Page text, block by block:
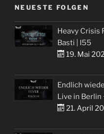
NEUESTE FOLGEN
Heavy Crisis
Basti | I55
19. Mai
Endlich
Live in Berlin
21. April